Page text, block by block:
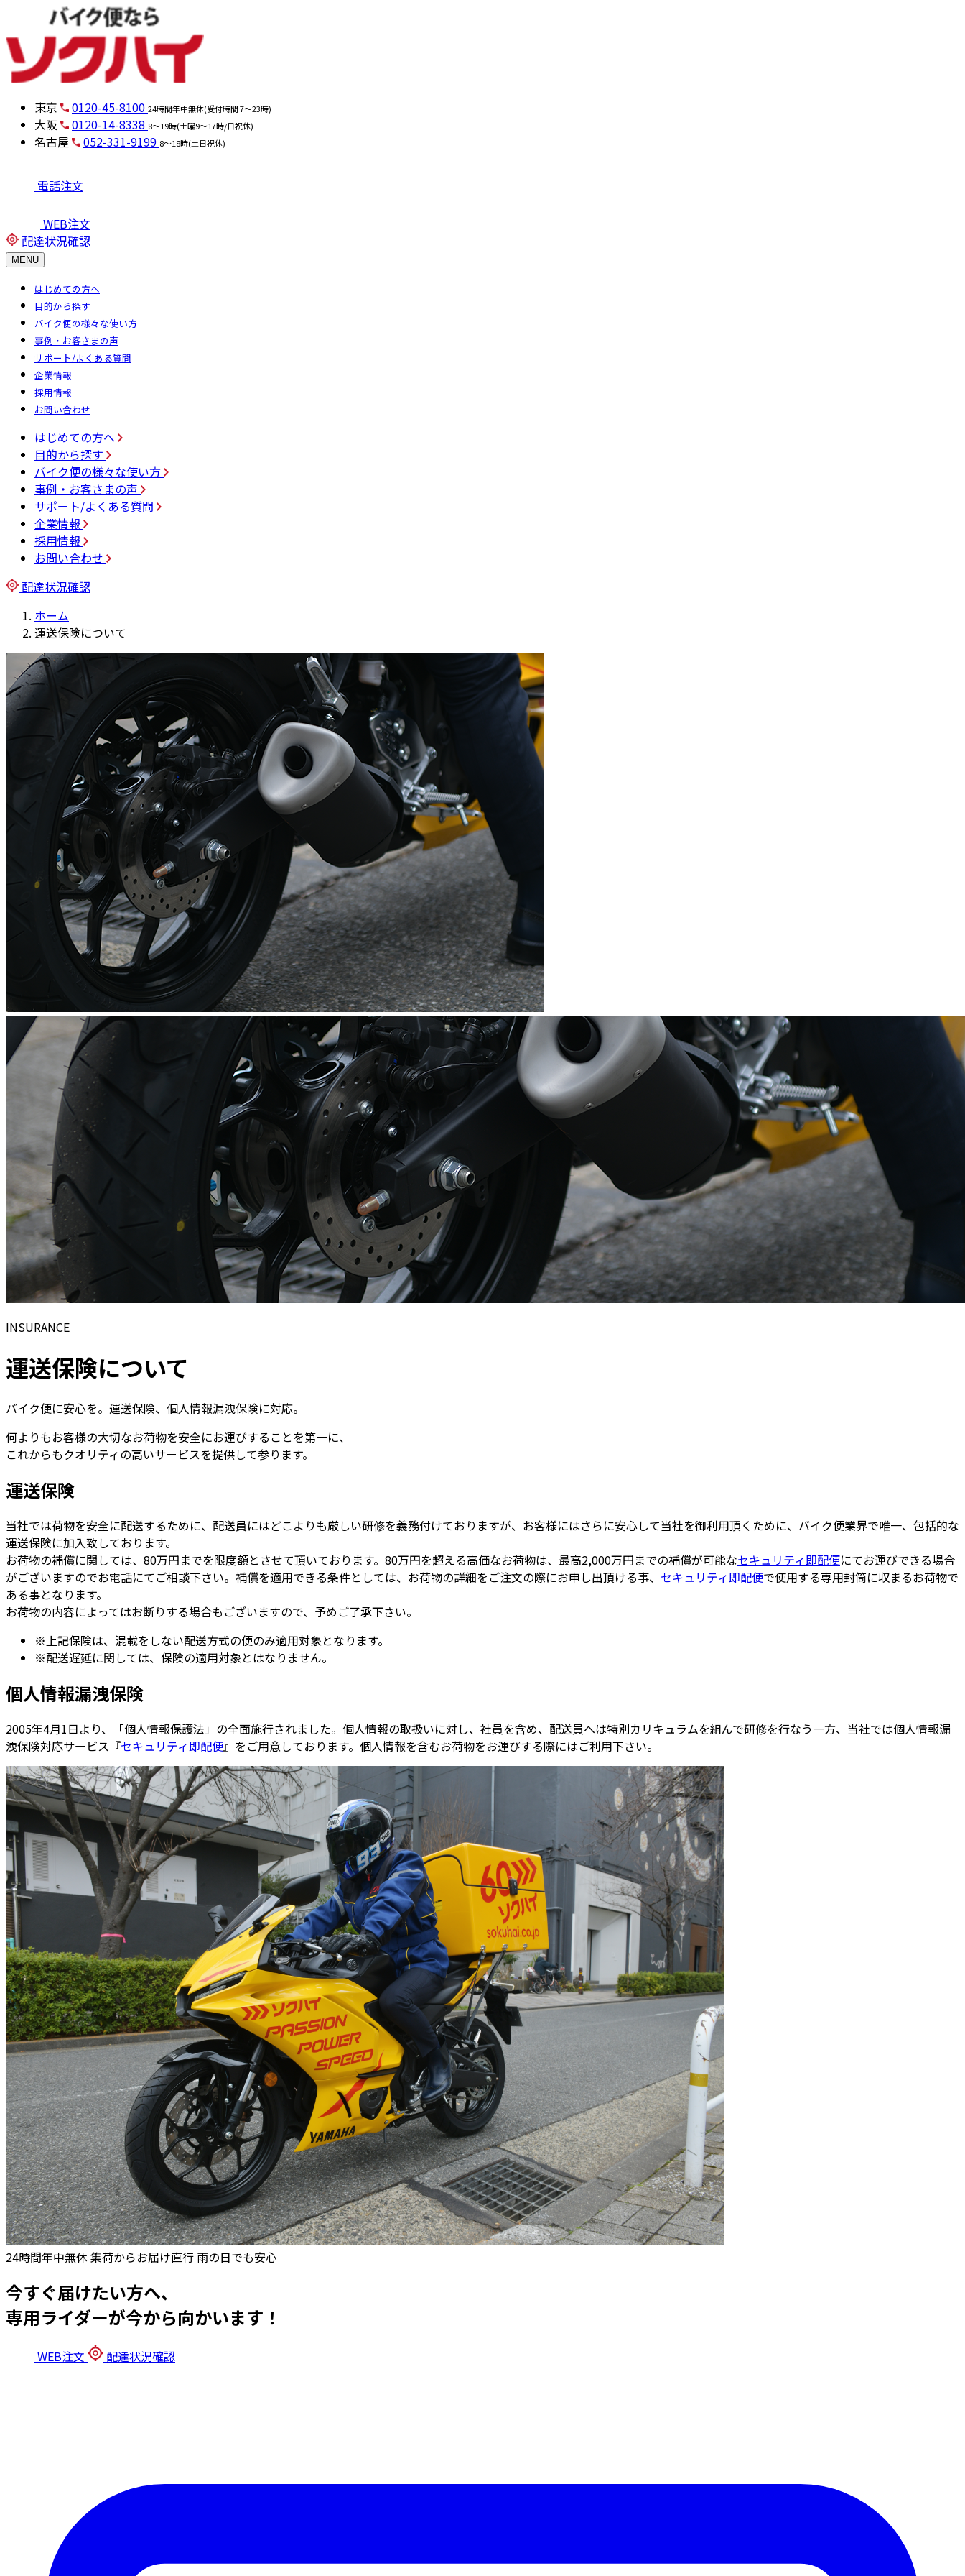
東京 0120-45-8100 24時間年中無休(受付時間 7～23時)
大阪 0120-14-8338 8～19時(土曜9～17時/日祝休)
名古屋 052-331-9199 8～18時(土日祝休)
電話注文
WEB注文
配達状況確認
MENU
はじめての方へ
目的から探す
バイク便の様々な使い方
事例・お客さまの声
サポート/よくある質問
企業情報
採用情報
お問い合わせ
はじめての方へ
目的から探す
バイク便の様々な使い方
事例・お客さまの声
サポート/よくある質問
企業情報
採用情報
お問い合わせ
配達状況確認
ホーム
運送保険について
INSURANCE
運送保険について
バイク便に安心を。運送保険、個人情報漏洩保険に対応。
何よりもお客様の大切なお荷物を安全にお運びすることを第一に、
これからもクオリティの高いサービスを提供して参ります。
運送保険
当社では荷物を安全に配送するために、配送員にはどこよりも厳しい研修を義務付けておりますが、お客様にはさらに安心して当社を御利用頂くために、バイク便業界で唯一、包括的な
運送保険に加入致しております。
お荷物の補償に関しては、80万円までを限度額とさせて頂いております。80万円を超える高価なお荷物は、最高2,000万円までの補償が可能なセキュリティ即配便にてお運びできる場合
がございますのでお電話にてご相談下さい。補償を適用できる条件としては、お荷物の詳細をご注文の際にお申し出頂ける事、 セキュリティ即配便で使用する専用封筒に収まるお荷物で
ある事となります。
お荷物の内容によってはお断りする場合もございますので、予めご了承下さい。
※上記保険は、混載をしない配送方式の便のみ適用対象となります。
※配送遅延に関しては、保険の適用対象とはなりません。
個人情報漏洩保険
2005年4月1日より、「個人情報保護法」の全面施行されました。個人情報の取扱いに対し、社員を含め、配送員へは特別カリキュラムを組んで研修を行なう一方、当社では個人情報漏
洩保険対応サービス『セキュリティ即配便』をご用意しております。個人情報を含むお荷物をお運びする際にはご利用下さい。
24時間年中無休 集荷からお届け直行 雨の日でも安心
今すぐ届けたい方へ、
専用ライダーが今から向かいます！
WEB注文 配達状況確認